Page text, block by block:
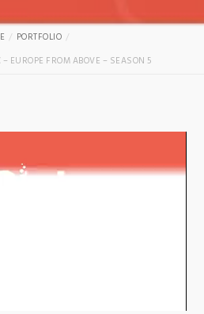
PORTFOLIO
EUROPE FROM ABOVE – SEASON 5